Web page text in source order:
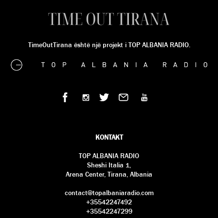
TimeOutTirana është një projekt i TOP ALBANIA RADIO.
KONTAKT
TOP ALBANIA RADIO
Sheshi Italia 1,
Arena Center, Tirana, Albania
contact@topalbaniaradio.com
+35542247492
+35542247299